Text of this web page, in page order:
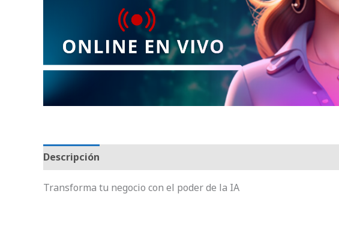
Descripción
Transforma tu negocio con el poder de la IA